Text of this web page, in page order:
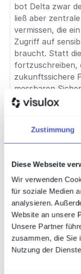
Zustimmung
Diese Webseite
Wir verwenden
für soziale Medien
analysieren.
Website an unsere
Unsere Partner
zusammen, die Sie
Nutzung der
bot Delta zwar
ließ aber
vermissen, die
Zugriff auf
braucht. Statt
fortzuschreiben,
zukunftssichere
messbaren